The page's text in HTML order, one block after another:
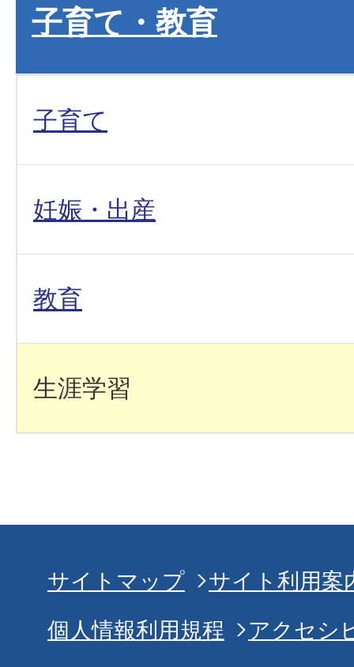
子育て・教育
子育て
妊娠・出産
教育
生涯学習
サイトマップ
サイト利用案
個人情報利用規程
アクセシ